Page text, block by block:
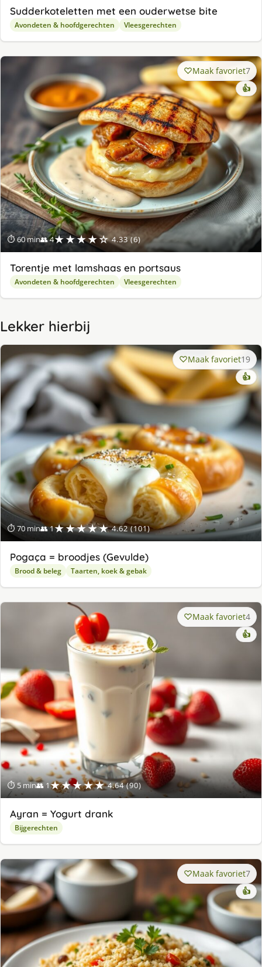
Sudderkoteletten met een ouderwetse bite
Avondeten & hoofdgerechten Vleesgerechten
⏱ 60 min👥 4★★★★☆ 4.33 (6)
Maak favoriet7
👍
Torentje met lamshaas en portsaus
Avondeten & hoofdgerechten Vleesgerechten
Lekker hierbij
⏱ 70 min👥 1★★★★★ 4.62 (101)
Maak favoriet19
👍
Pogaça = broodjes (Gevulde)
Brood & beleg Taarten, koek & gebak
⏱ 5 min👥 1★★★★★ 4.64 (90)
Maak favoriet4
👍
Ayran = Yogurt drank
Bijgerechten
Maak favoriet7
👍